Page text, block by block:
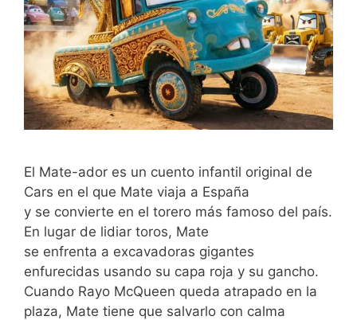
El Mate-ador es un cuento infantil original de
Cars en el que Mate viaja a España
y se convierte en el torero más famoso del país.
En lugar de lidiar toros, Mate
se enfrenta a excavadoras gigantes
enfurecidas usando su capa roja y su gancho.
Cuando Rayo McQueen queda atrapado en la
plaza, Mate tiene que salvarlo con calma